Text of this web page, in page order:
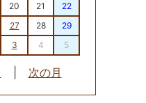
20 21
22
27 28
29
3 4 5
次の月